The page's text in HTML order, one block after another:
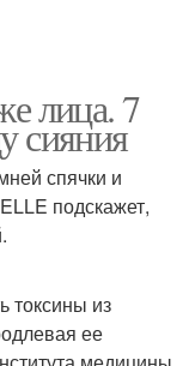
лица. 7
сияния
спячки и
подскажет,
токсины из
ее